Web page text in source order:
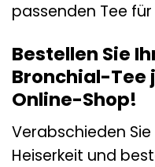
passenden Tee
Bestellen Sie
Bronchial-Tee
Online-Shop!
Verabschieden
Heiserkeit und